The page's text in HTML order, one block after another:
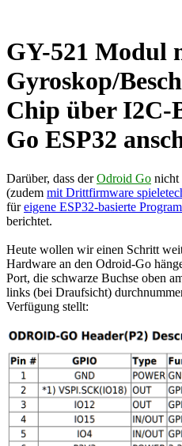
GY-521 Modul
Gyroskop/
Chip über I2C-
Go ESP32
Darüber, dass derOdroid Go nicht
(zudem mit Drittfirmware
füreigene ESP32-basierte
berichtet.
Heute wollen wir einen Schritt
Hardware an den Odroid-Go
Port, die schwarze Buchse oben
links (bei Draufsicht)
Verfügung stellt: